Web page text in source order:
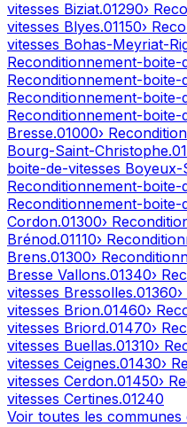
vitesses Biziat.01290›
vitesses Blyes.01150›
vitesses Bohas-Meyriat-
Reconditionnement-boite-
Reconditionnement-boite-
Reconditionnement-boite-
Reconditionnement-boite-
Bresse.01000›
Bourg-Saint-Christophe.
boite-de-vitesses Boyeux-
Reconditionnement-boite-
Reconditionnement-boite-
Cordon.01300›
Brénod.01110›
Brens.01300›
Bresse Vallons.01340›
vitesses Bressolles.01360
vitesses Brion.01460›
vitesses Briord.01470›
vitesses Buellas.01310›
vitesses Ceignes.01430›
vitesses Cerdon.01450›
vitesses Certines.01240
Voir toutes les communes